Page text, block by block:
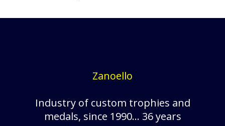
Zanoello
Industry of custom trophies and
medals, since 1990... 36 years